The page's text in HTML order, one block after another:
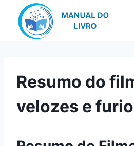
Resumo do
velozes e